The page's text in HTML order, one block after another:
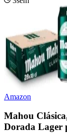
Amazon
Mahou
Dorada Lager